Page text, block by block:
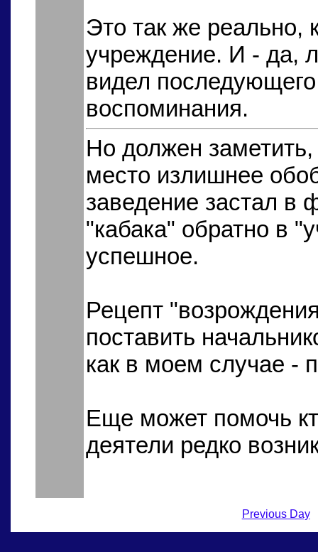
Это так же реально,
учреждение. И - да,
видел
воспоминания.
Но должен
место излишнее
заведение застал в
"кабака" обратно в
успешное.
Рецепт
поставить
как в моем случае -
Еще может помочь
деятели редко
Previous Day